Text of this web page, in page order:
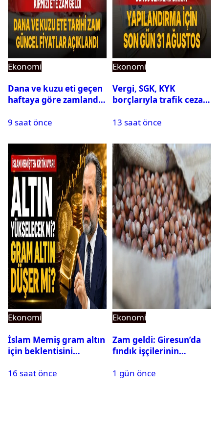
Ekonomi
Dana ve kuzu eti geçen
haftaya göre zamlandı:
açıklandı
9 saat önce
Ekonomi
Vergi, SGK, KYK
borçlarıyla trafik cezası
13 saat önce
Ekonomi
İslam Memiş gram altın
için beklentisini
16 saat önce
Ekonomi
Zam geldi: Giresun’da
fındık işçilerinin
ücretleri açıklandı
1 gün önce